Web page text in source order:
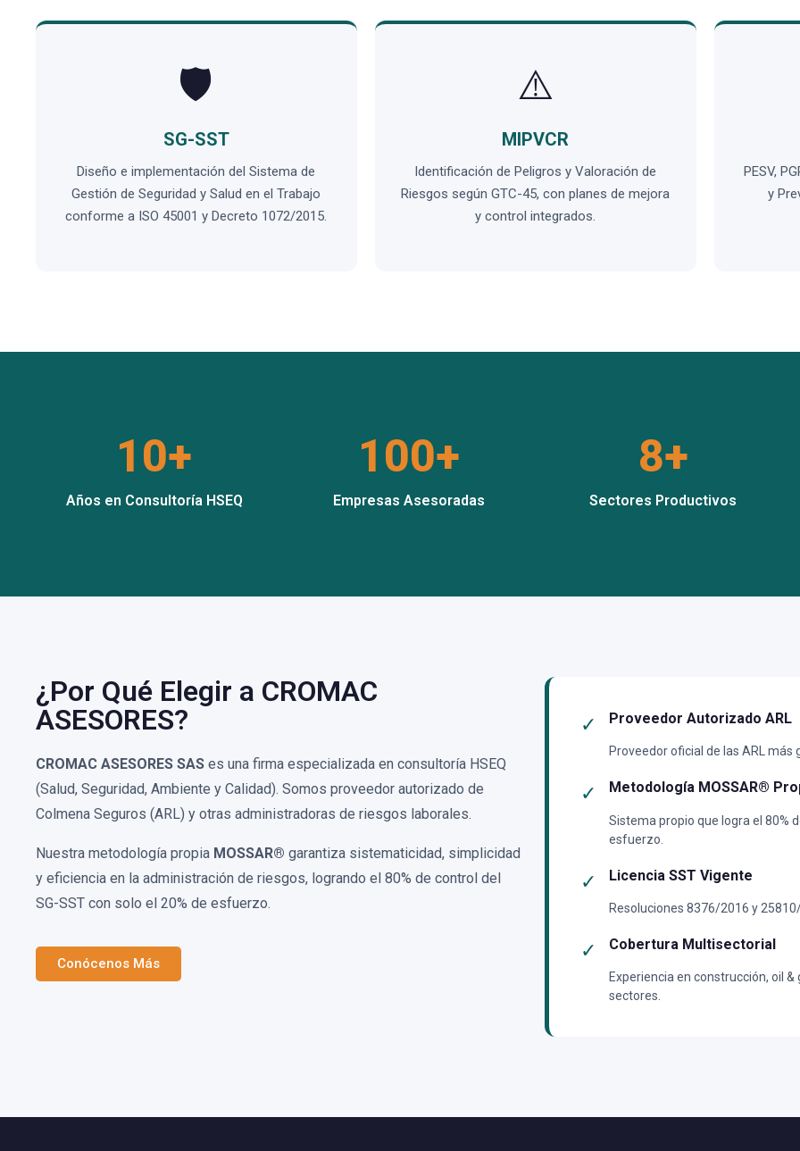
🛡️
SG-SST
Diseño e implementación del Sistema de
Gestión de Seguridad y Salud en el Trabajo
conforme a ISO 45001 y Decreto 1072/2015.
⚠️
MIPVCR
Identificación de Peligros y Valoración de
Riesgos según GTC-45, con planes de mejora
y control integrados.
PESV,
y
10+
Años en Consultoría HSEQ
100+
Empresas Asesoradas
8+
Sectores Productivos
¿Por Qué Elegir a CROMAC
ASESORES?
CROMAC ASESORES SAS es una firma especializada en consultoría HSEQ
(Salud, Seguridad, Ambiente y Calidad). Somos proveedor autorizado de
Colmena Seguros (ARL) y otras administradoras de riesgos laborales.
Nuestra metodología propia MOSSAR® garantiza sistematicidad, simplicidad
y eficiencia en la administración de riesgos, logrando el 80% de control del
SG-SST con solo el 20% de esfuerzo.
Conócenos Más
✓ Proveedor Autorizado ARL
Proveedor oficial de las ARL más
✓ Metodología MOSSAR®
Sistema propio que logra el 80%
esfuerzo.
✓ Licencia SST Vigente
Resoluciones 8376/2016 y
✓ Cobertura Multisectorial
Experiencia en construcción, oil
sectores.